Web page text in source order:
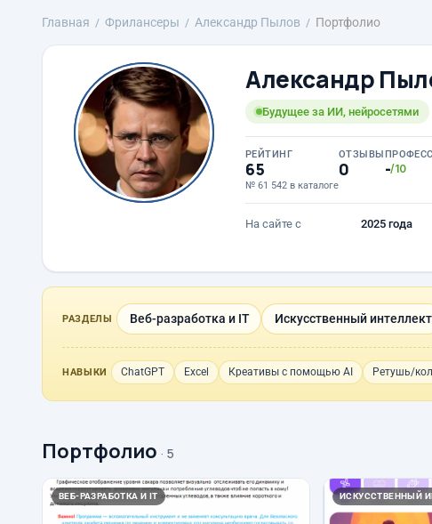
Главная Фрилансеры Александр Пылов Портфолио
Александр
Будущее за ИИ, нейросетями
РЕЙТИНГ
65
№ 61 542 в каталоге
ОТЗЫВЫ
0 -/10
На сайте с 2025 года
РАЗДЕЛЫ Веб-разработка и IT Искусственный интеллект
НАВЫКИ ChatGPT Excel Креативы с помощью AI Ретушь/
Портфолио · 5
ВЕБ-РАЗРАБОТКА И IT ИСКУССТВЕННЫЙ